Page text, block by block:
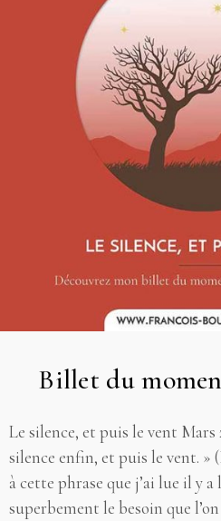
Billet du
Le silence, et puis le vent Mars
silence enfin, et puis le vent. »
à cette phrase que j’ai lue il y
superbement le besoin que